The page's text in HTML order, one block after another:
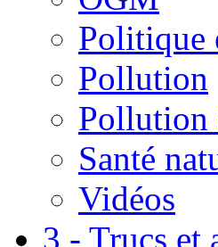
Politique
Pollution
Pollution
Santé
Vidéos
3 - Trucs et